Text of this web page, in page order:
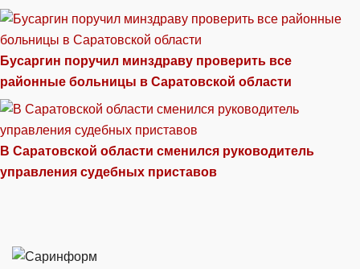
Бусаргин поручил минздраву проверить все
районные больницы в Саратовской области
В Саратовской области сменился руководитель
управления судебных приставов